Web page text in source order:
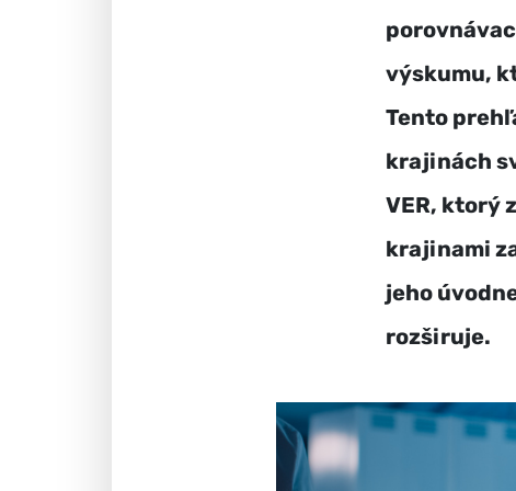
výskumu,
Tento
krajinách
VER, ktorý
krajinami
jeho
rozširuje.